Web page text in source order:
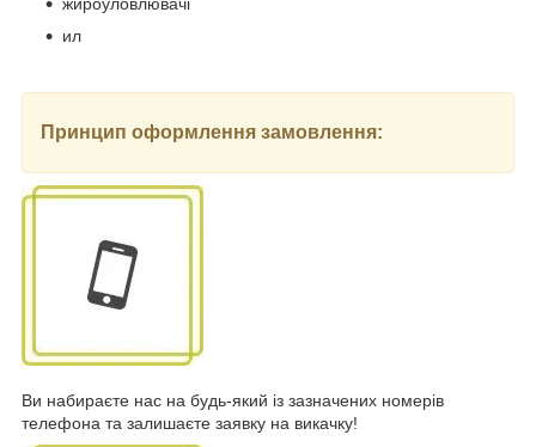
жироуловлювачі
ил
Принцип оформлення замовлення:
Ви набираєте нас на будь-який із зазначених номерів
телефона та залишаєте заявку на викачку!